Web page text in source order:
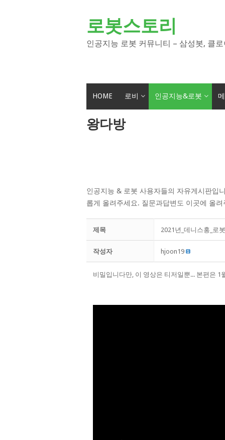
로봇스토리
인공지능 로봇 커뮤니티 – 삼성봇, 클
HOME 로비 인공지능&로봇
왕다방
인공지능 & 로봇 사용자들의 자유게시판입
롭게 올려주세요. 질문과답변도 이곳에 올려
제목 2021년_데니스홍_로
작성자 hjoon19
비밀입니다만, 이 영상은 티저일뿐... 본편은 1